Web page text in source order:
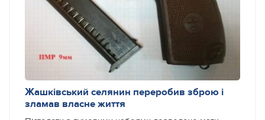
Жашківський селянин переробив зброю і
зламав власне життя